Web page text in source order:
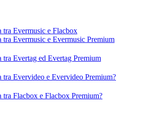
tra Evermusic e Flacbox
tra Evermusic e Evermusic Premium
tra Evertag ed Evertag Premium
tra Evervideo e Evervideo Premium?
tra Flacbox e Flacbox Premium?